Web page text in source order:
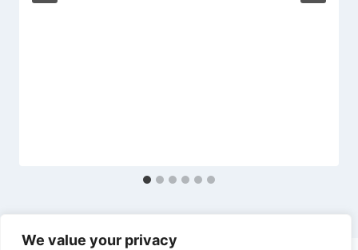
We value your privacy